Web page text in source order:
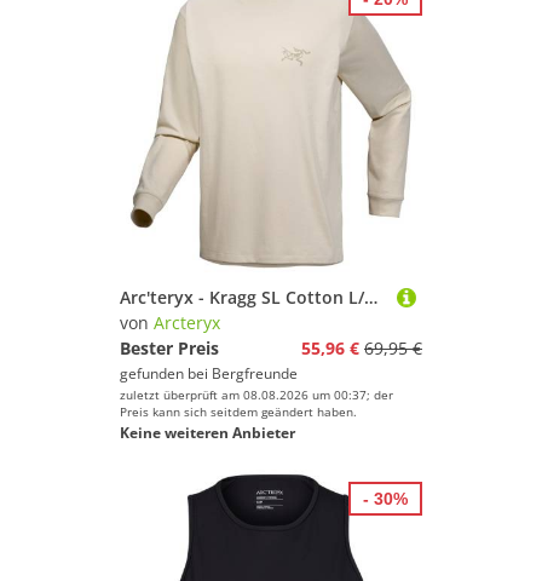
Arc'teryx - Kragg SL Cotton L/S - Longsleeve Gr M beige
von Arcteryx
Bester Preis
55,96 € 69,95 €
gefunden bei Bergfreunde
zuletzt überprüft am 08.08.2026 um 00:37; der
Preis kann sich seitdem geändert haben.
Keine weiteren Anbieter
- 30%